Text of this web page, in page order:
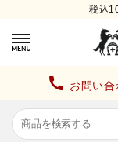
税込
call お問い